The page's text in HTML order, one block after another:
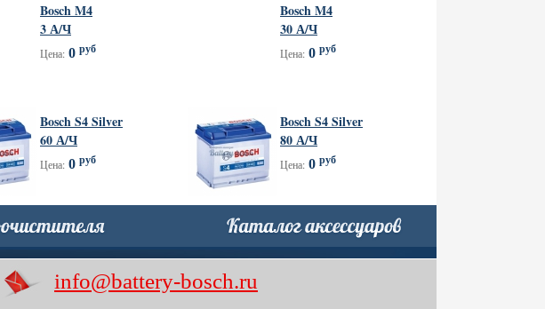
Bosch M4
3 А/Ч
Цена: 0 руб
Bosch M4
30 А/Ч
Цена: 0 руб
Bosch S4 Silver
60 А/Ч
Цена: 0 руб
Bosch S4 Silver
80 А/Ч
Цена: 0 руб
info@battery-bosch.ru